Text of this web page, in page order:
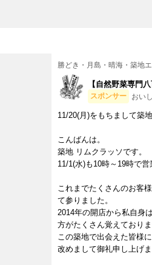
勝どき・月島・晴海・築地
【自然野菜専門
スポンサー おい
11/20(月)をもちまして築
こんばんは。
築地 リムクラッソです。
11/1(水)も10時～19時で営
これまでたくさんのお客
て参りました。
2014年の開店から私自身
方がたくさん覚えておりま
この築地で出会えた皆様
改めまして御礼申し上げま